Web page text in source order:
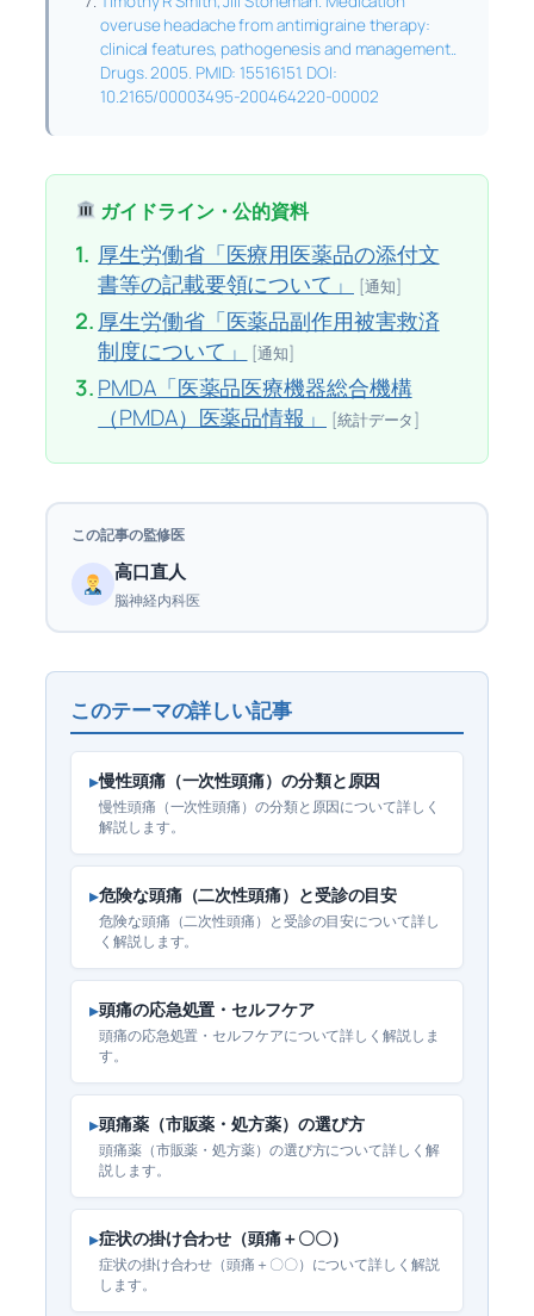
overuse headache from antimigraine therapy:
clinical features, pathogenesis and management..
Drugs. 2005. PMID: 15516151. DOI:
10.2165/00003495-200464220-00002
ガイドライン・公的資料
1. 厚生労働省「医療用医薬品の添付文
書等の記載要領について」
[通知]
2.厚生労働省「医薬品副作用被害救済
制度について」
[通知]
3.PMDA「医薬品医療機器総合機構
（PMDA）医薬品情報」
[統計データ]
この記事の監修医
高口直人
脳神経内科医
このテーマの詳しい記事
▸慢性頭痛（一次性頭痛）の分類と原因
慢性頭痛（一次性頭痛）の分類と原因について詳しく
解説します。
▸危険な頭痛（二次性頭痛）と受診の目安
危険な頭痛（二次性頭痛）と受診の目安について詳し
く解説します。
▸頭痛の応急処置・セルフケア
頭痛の応急処置・セルフケアについて詳しく解説しま
す。
▸頭痛薬（市販薬・処方薬）の選び方
頭痛薬（市販薬・処方薬）の選び方について詳しく解
説します。
▸症状の掛け合わせ（頭痛＋〇〇）
症状の掛け合わせ（頭痛＋〇〇）について詳しく解説
します。